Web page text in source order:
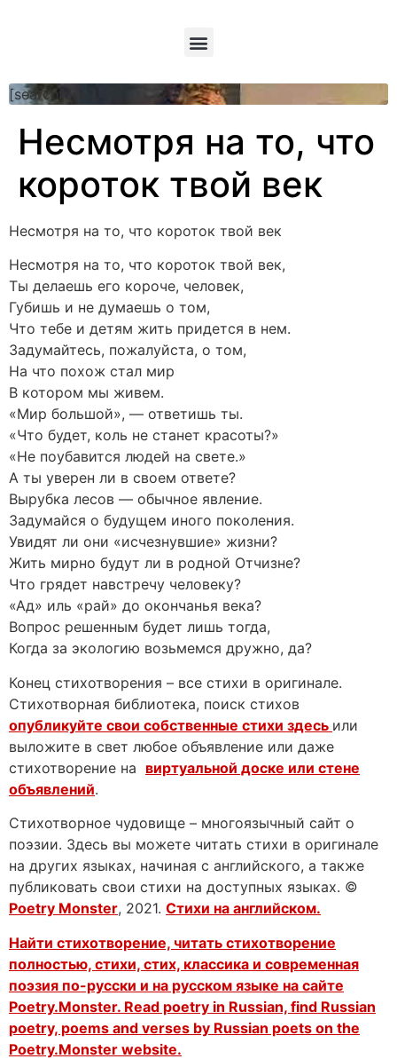
[searchform]
Несмотря на то, что
короток твой век
Несмотря на то, что короток твой век
Несмотря на то, что короток твой век,
Ты делаешь его короче, человек,
Губишь и не думаешь о том,
Что тебе и детям жить придется в нем.
Задумайтесь, пожалуйста, о том,
На что похож стал мир
В котором мы живем.
«Мир большой», — ответишь ты.
«Что будет, коль не станет красоты?»
«Не поубавится людей на свете.»
А ты уверен ли в своем ответе?
Вырубка лесов — обычное явление.
Задумайся о будущем иного поколения.
Увидят ли они «исчезнувшие» жизни?
Жить мирно будут ли в родной Отчизне?
Что грядет навстречу человеку?
«Ад» иль «рай» до окончанья века?
Вопрос решенным будет лишь тогда,
Когда за экологию возьмемся дружно, да?
Конец стихотворения – все стихи в оригинале.
Стихотворная библиотека, поиск стихов
опубликуйте свои собственные стихи здесь или
выложите в свет любое объявление или даже
стихотворение на виртуальной доске или стене
объявлений.
Стихотворное чудовище – многоязычный сайт о
поэзии. Здесь вы можете читать стихи в оригинале
на других языках, начиная с английского, а также
публиковать свои стихи на доступных языках. ©
Poetry Monster, 2021. Стихи на английском.
Найти стихотворение, читать стихотворение
полностью, стихи, стих, классика и современная
поэзия по-русски и на русском языке на сайте
Poetry.Monster. Read poetry in Russian, find Russian
poetry, poems and verses by Russian poets on the
Poetry.Monster website.